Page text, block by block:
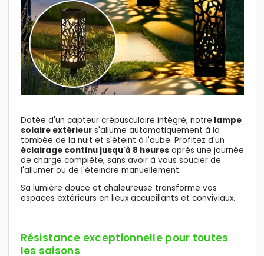
Dotée d'un capteur crépusculaire intégré, notre lampe
solaire extérieurs'allume automatiquement à la
tombée de la nuit et s'éteint à l'aube. Profitez d'un
éclairage continu jusqu'à 8 heuresaprès une journée
de charge complète, sans avoir à vous soucier de
l'allumer ou de l'éteindre manuellement.
Sa lumière douce et chaleureuse transforme vos
espaces extérieurs en lieux accueillants et conviviaux.
Résistance exceptionnelle pour toutes
les saisons